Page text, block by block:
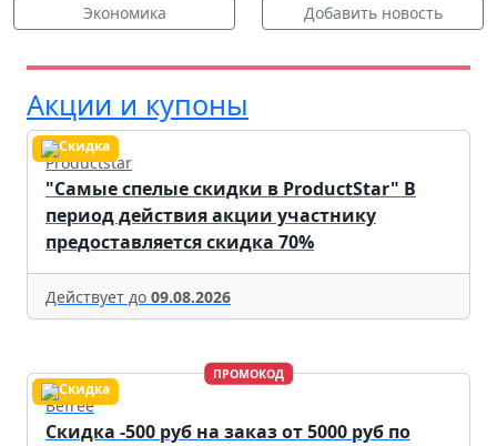
Экономика Добавить новость
Акции и купоны
Productstar
"Самые спелые скидки в ProductStar" В
период действия акции участнику
предоставляется скидка 70%
Действует до 09.08.2026
ПРОМОКОД
Befree
Скидка -500 руб на заказ от 5000 руб по